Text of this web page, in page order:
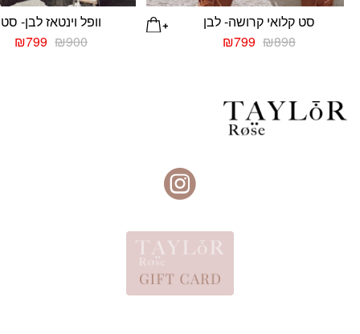
סט קלואי קרושה- לבן
₪898
המחיר
₪799
וופל וינטאז לבן- סט
₪900
המחיר
₪799